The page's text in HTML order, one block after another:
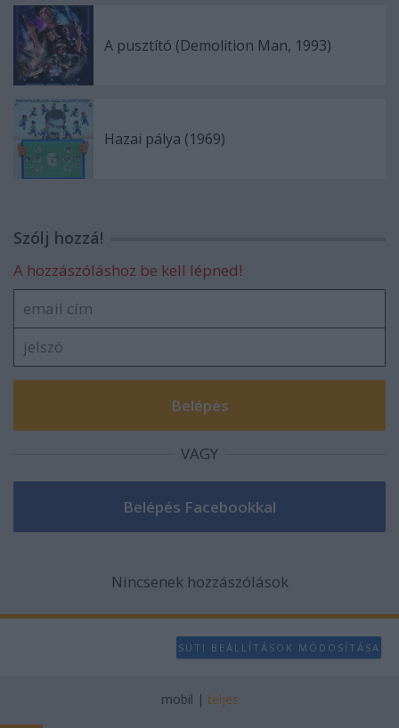
A pusztító (Demolition Man, 1993)
Hazai pálya (1969)
Szólj hozzá!
A hozzászóláshoz be kell lépned!
VAGY
Nincsenek hozzászólások
SÜTI BEÁLLÍTÁSOK MÓDOSÍTÁSA
mobil | teljes